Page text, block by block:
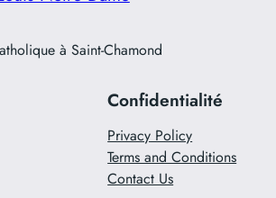
à Saint-Chamond
Confidentialité
Privacy Policy
Terms and Conditions
Contact Us